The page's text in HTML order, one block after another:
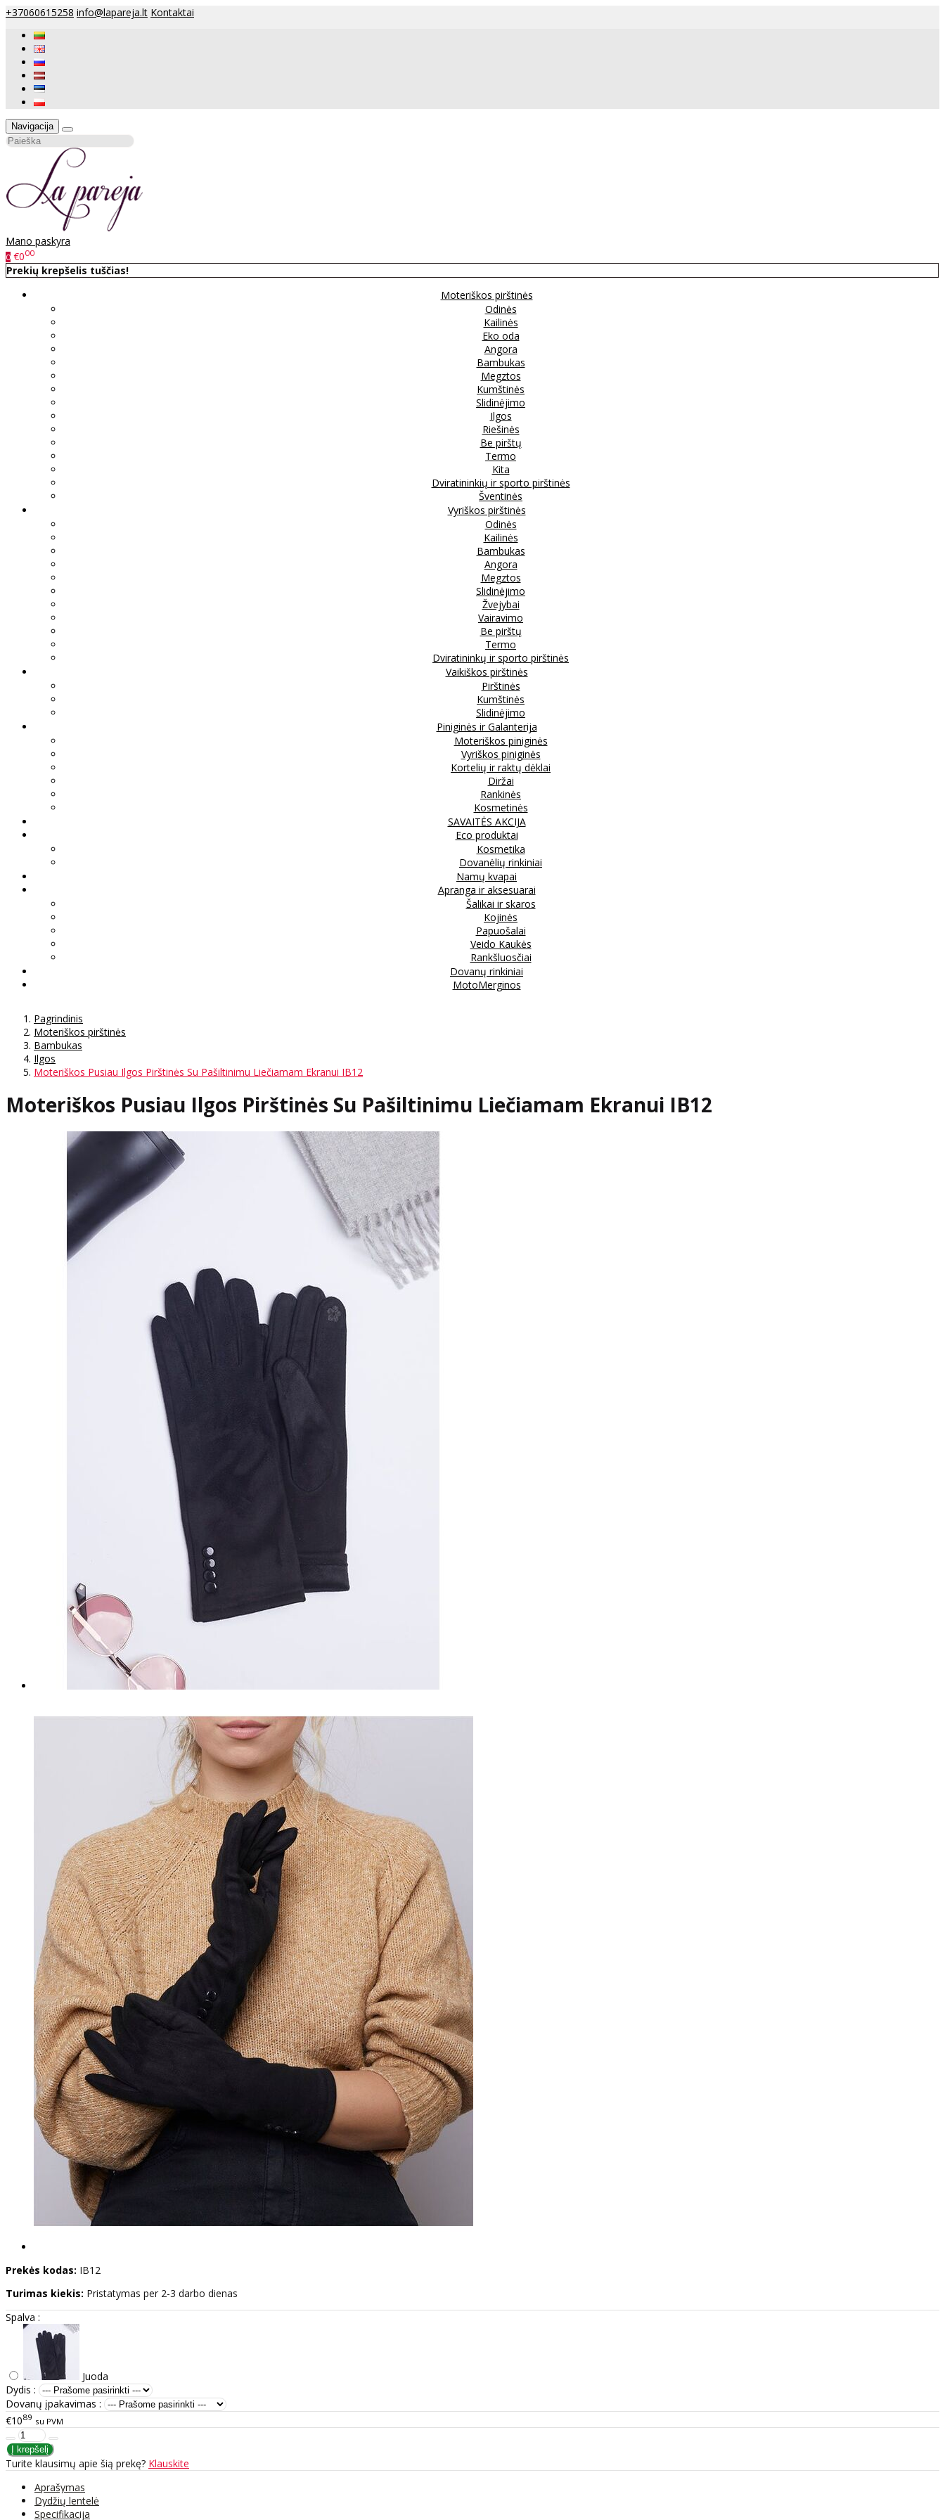
+37060615258 info@lapareja.lt Kontaktai
Navigacija
Mano paskyra
0 €000
Prekių krepšelis tuščias!
Moteriškos pirštinės
Odinės
Kailinės
Eko oda
Angora
Bambukas
Megztos
Kumštinės
Slidinėjimo
Ilgos
Riešinės
Be pirštų
Termo
Kita
Dviratininkių ir sporto pirštinės
Šventinės
Vyriškos pirštinės
Odinės
Kailinės
Bambukas
Angora
Megztos
Slidinėjimo
Žvejybai
Vairavimo
Be pirštų
Termo
Dviratininkų ir sporto pirštinės
Vaikiškos pirštinės
Pirštinės
Kumštinės
Slidinėjimo
Piniginės ir Galanterija
Moteriškos piniginės
Vyriškos piniginės
Kortelių ir raktų dėklai
Diržai
Rankinės
Kosmetinės
SAVAITĖS AKCIJA
Eco produktai
Kosmetika
Dovanėlių rinkiniai
Namų kvapai
Apranga ir aksesuarai
Šalikai ir skaros
Kojinės
Papuošalai
Veido Kaukės
Rankšluosčiai
Dovanų rinkiniai
MotoMerginos
Pagrindinis
Moteriškos pirštinės
Bambukas
Ilgos
Moteriškos Pusiau Ilgos Pirštinės Su Pašiltinimu Liečiamam Ekranui IB12
Moteriškos Pusiau Ilgos Pirštinės Su Pašiltinimu Liečiamam Ekranui IB12
Prekės kodas: IB12
Turimas kiekis: Pristatymas per 2-3 darbo dienas
Spalva :
Juoda
Dydis :
Dovanų įpakavimas :
€1089 su PVM
Turite klausimų apie šią prekę? Klauskite
Aprašymas
Dydžių lentelė
Specifikacija